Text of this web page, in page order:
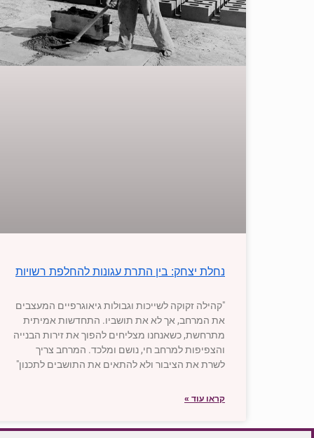
נחלת יצחק: בין התרת עגונות להחלפת רשויות
"קהילה זקוקה לשייכות וגבולות גיאוגרפיים המעצבים
את המרחב, אך לא את תושביו. התחדשות אמיתית
מתרחשת, כשאנחנו מצליחים להפוך את זירות הבנייה
והצפיפות למרחב חי, נושם ומלכד. המרחב צריך
לשרת את הציבור ולא להתאים את התושבים לתכנון"
קראו עוד »